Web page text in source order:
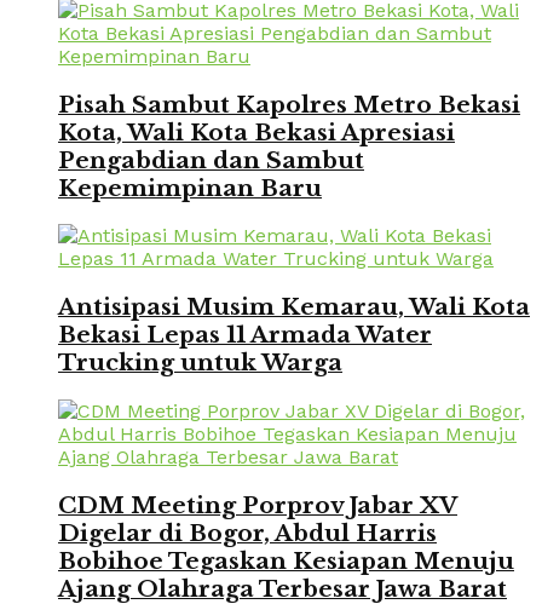
Pisah Sambut Kapolres Metro Bekasi
Kota, Wali Kota Bekasi Apresiasi
Pengabdian dan Sambut
Kepemimpinan Baru
Antisipasi Musim Kemarau, Wali Kota
Bekasi Lepas 11 Armada Water
Trucking untuk Warga
CDM Meeting Porprov Jabar XV
Digelar di Bogor, Abdul Harris
Bobihoe Tegaskan Kesiapan Menuju
Ajang Olahraga Terbesar Jawa Barat